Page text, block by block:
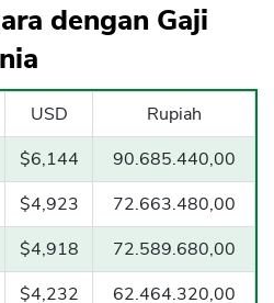
dengan Gaji
USD
Rupiah
$6,144
90.685.440,00
$4,923
72.663.480,00
$4,918
72.589.680,00
$4,232
62.464.320,00